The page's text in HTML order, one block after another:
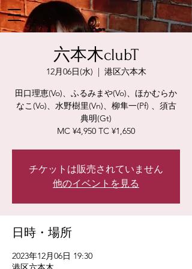
六本木clubT
12月06日(水)
  |
港区六本木
田口理恵(Vo)、ふるみまや(Vo)、ほかむらか
なこ(Vo)、水野樹里(Vn)、柳隼一(Pf) 、須古
典明(Gt)
MC ¥4,950 TC ¥1,650
チケットは販売されていません
他のイベントを見る
日時・場所
2023年12月06日 19:30